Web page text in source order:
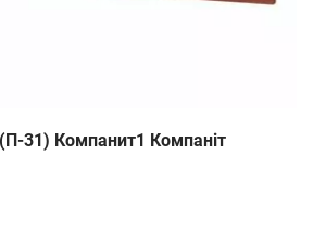
31) Компанит1 Компаніт